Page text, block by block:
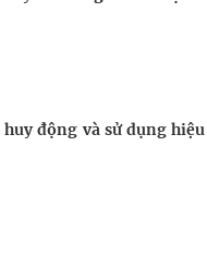
động và sử dụng hiệu